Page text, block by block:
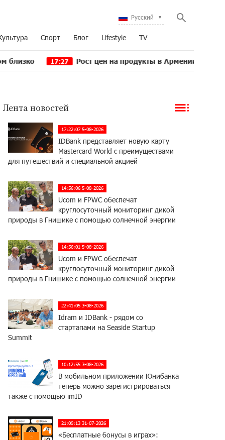
Русский
Спорт Блог Lifestyle TV
17:27 Рост цен на продукты в Армении ускорился до
Лента новостей
17:22:07 5-08-2026
IDBank представляет новую карту
Mastercard World с преимуществами
для путешествий и специальной акцией
14:56:06 5-08-2026
Ucom и FPWC обеспечат
круглосуточный мониторинг дикой
природы в Гнишике с помощью солнечной энергии
14:56:01 5-08-2026
Ucom и FPWC обеспечат
круглосуточный мониторинг дикой
природы в Гнишике с помощью солнечной энергии
22:41:05 3-08-2026
Idram и IDBank - рядом со
стартапами на Seaside Startup
Summit
10:12:55 3-08-2026
В мобильном приложении Юнибанка
теперь можно зарегистрироваться
также с помощью imID
21:09:13 31-07-2026
«Бесплатные бонусы в играх»: